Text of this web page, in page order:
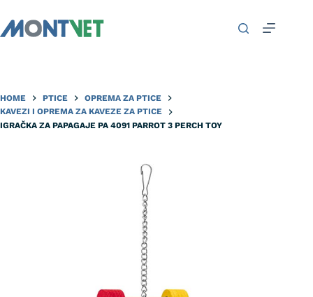
HOME PTICE
OPREMA ZA PTICE
KAVEZI I OPREMA ZA KAVEZE ZA PTICE
IGRAČKA ZA PAPAGAJE PA 4091 PARROT 3 PERCH TOY